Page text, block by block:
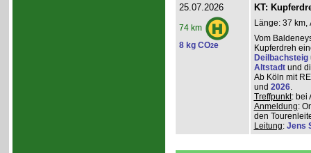
25.07.2026
74 km
8 kg CO2e
KT:
Länge: 37 km,
Vom
Kupferdreh
Deilbachsteig
Altstadtund
Ab Köln mit
und 2026.
Treffpunkt: bei
Anmeldung:
den
Leitung: Jens